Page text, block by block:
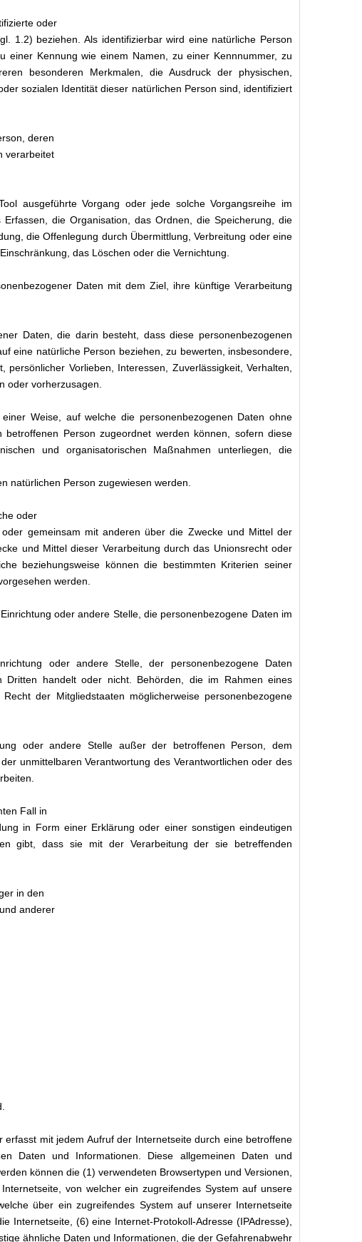
oder
1.2) beziehen. Als identifizierbar wird eine natürliche Person
einer Kennung wie einem Namen, zu einer Kennnummer, zu
besonderen Merkmalen, die Ausdruck der physischen,
sozialen Identität dieser natürlichen Person sind, identifiziert
deren
verarbeitet
ausgeführte Vorgang oder jede solche Vorgangsreihe im
die Organisation, das Ordnen, die Speicherung, die
die Offenlegung durch Übermittlung, Verbreitung oder eine
das Löschen oder die Vernichtung.
Daten mit dem Ziel, ihre künftige Verarbeitung
Daten, die darin besteht, dass diese personenbezogenen
eine natürliche Person beziehen, zu bewerten, insbesondere,
Vorlieben, Interessen, Zuverlässigkeit, Verhalten,
oder vorherzusagen.
Weise, auf welche die personenbezogenen Daten ohne
Person zugeordnet werden können, sofern diese
und organisatorischen Maßnahmen unterliegen, die
natürlichen Person zugewiesen werden.
oder
gemeinsam mit anderen über die Zwecke und Mittel der
und Mittel dieser Verarbeitung durch das Unionsrecht oder
beziehungsweise können die bestimmten Kriterien seiner
werden.
oder andere Stelle, die personenbezogene Daten im
oder andere Stelle, der personenbezogene Daten
handelt oder nicht. Behörden, die im Rahmen eines
der Mitgliedstaaten möglicherweise personenbezogene
oder andere Stelle außer der betroffenen Person, dem
unmittelbaren Verantwortung des Verantwortlichen oder des
Fall in
in Form einer Erklärung oder einer sonstigen eindeutigen
gibt, dass sie mit der Verarbeitung der sie betreffenden
in den
anderer
mit jedem Aufruf der Internetseite durch eine betroffene
Daten und Informationen. Diese allgemeinen Daten und
können die (1) verwendeten Browsertypen und Versionen,
von welcher ein zugreifendes System auf unsere
über ein zugreifendes System auf unserer Internetseite
Internetseite, (6) eine Internet-Protokoll-Adresse (IPAdresse),
ähnliche Daten und Informationen, die der Gefahrenabwehr